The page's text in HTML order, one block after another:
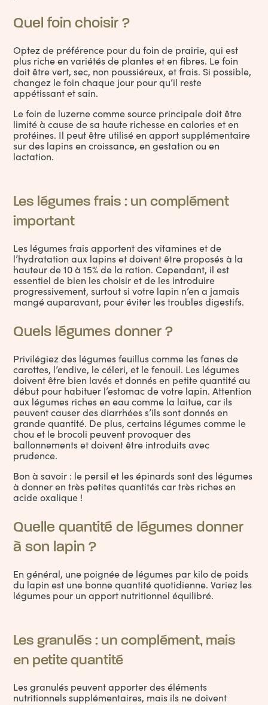
Quel foin choisir ?
Optez de préférence pour du foin de prairie, qui est
plus riche en variétés de plantes et en fibres. Le foin
doit être vert, sec, non poussiéreux, et frais. Si possible,
changez le foin chaque jour pour qu’il reste
appétissant et sain.
Le foin de luzerne comme source principale doit être
limité à cause de sa haute richesse en calories et en
protéines. Il peut être utilisé en apport supplémentaire
sur des lapins en croissance, en gestation ou en
lactation.
Les légumes frais : un complément
important
Les légumes frais apportent des vitamines et de
l’hydratation aux lapins et doivent être proposés à la
hauteur de 10 à 15% de la ration. Cependant, il est
essentiel de bien les choisir et de les introduire
progressivement, surtout si votre lapin n’en a jamais
mangé auparavant, pour éviter les troubles digestifs.
Quels légumes donner ?
Privilégiez des légumes feuillus comme les fanes de
carottes, l’endive, le céleri, et le fenouil. Les légumes
doivent être bien lavés et donnés en petite quantité au
début pour habituer l’estomac de votre lapin. Attention
aux légumes riches en eau comme la laitue, car ils
peuvent causer des diarrhées s’ils sont donnés en
grande quantité. De plus, certains légumes comme le
chou et le brocoli peuvent provoquer des
ballonnements et doivent être introduits avec
prudence.
Bon à savoir : le persil et les épinards sont des légumes
à donner en très petites quantités car très riches en
acide oxalique !
Quelle quantité de légumes donner
à son lapin ?
En général, une poignée de légumes par kilo de poids
du lapin est une bonne quantité quotidienne. Variez les
légumes pour un apport nutritionnel équilibré.
Les granulés : un complément, mais
en petite quantité
Les granulés peuvent apporter des éléments
nutritionnels supplémentaires, mais ils ne doivent